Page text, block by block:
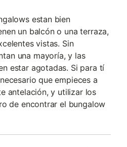
estan bien
un balcón o una terraza,
vistas. Sin
una mayoría, y las
estar agotadas. Si para tí
que empieces a
antelación, y utilizar los
de encontrar el bungalow